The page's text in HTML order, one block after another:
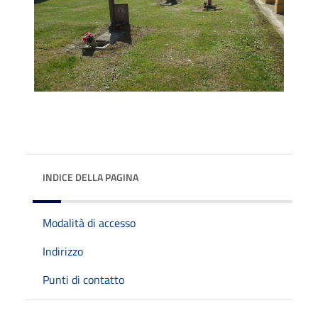
INDICE DELLA PAGINA
Modalità di accesso
Indirizzo
Punti di contatto